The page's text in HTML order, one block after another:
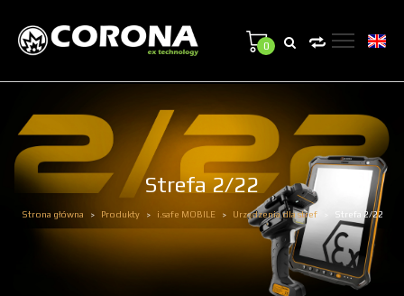
0
Strefa 2/22
Strona główna > Produkty > i.safe MOBILE > Urządzenia dla stref Strefa 2/22